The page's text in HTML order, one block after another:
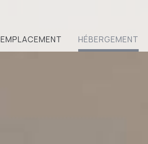
EMPLACEMENT HÉBERGEMENT